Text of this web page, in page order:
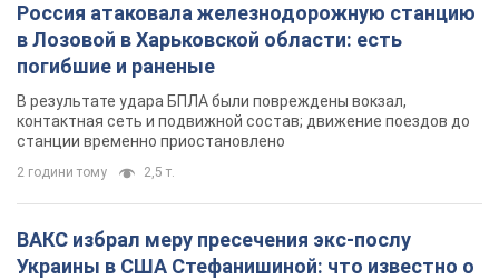
Россия атаковала железнодорожную станцию
в Лозовой в Харьковской области: есть
погибшие и раненые
В результате удара БПЛА были повреждены вокзал,
контактная сеть и подвижной состав; движение поездов до
станции временно приостановлено
2 години тому 2,5 т.
ВАКС избрал меру пресечения экс-послу
Украины в США Стефанишиной: что известно о